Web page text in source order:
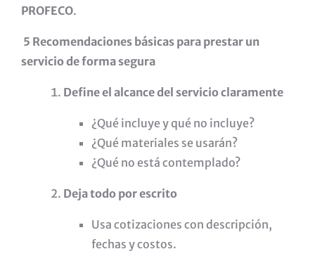
PROFECO.
5 Recomendaciones básicas para prestar un
servicio de forma segura
Define el alcance del servicio claramente
¿Qué incluye y qué no incluye?
¿Qué materiales se usarán?
¿Qué no está contemplado?
Deja todo por escrito
Usa cotizaciones con descripción,
fechas y costos.